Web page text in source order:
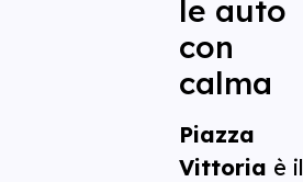
le auto
con
calma
Piazza
Vittoria è il